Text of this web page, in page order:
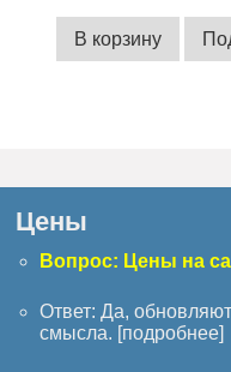
В корзину
Цены
Вопрос: Цены на
Ответ: Да,
смысла. [ подробнее